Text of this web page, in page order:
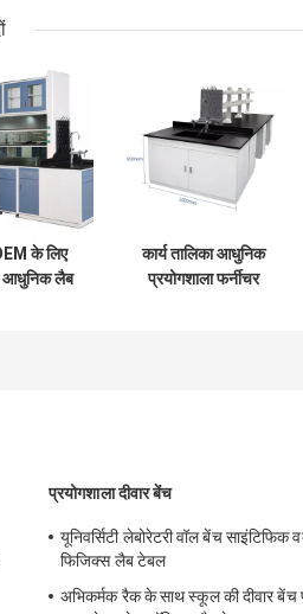
के लिए
आधुनिक लैब
कार्य तालिका आधुनिक
प्रयोगशाला फर्नीचर
प्रयोगशाला दीवार बेंच
यूनिवर्सिटी लेबोरेटरी वॉल बेंच साइंटिफिक
फिजिक्स लैब टेबल
अभिकर्मक रैक के साथ स्कूल की दीवार बेंच